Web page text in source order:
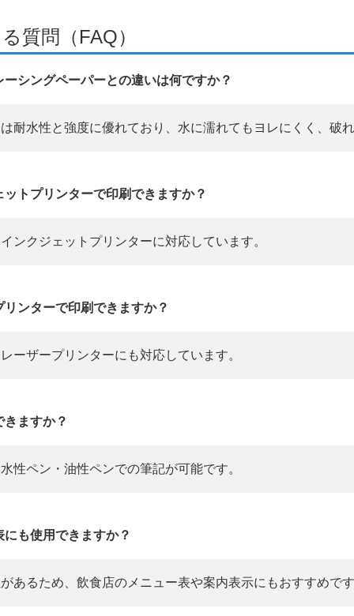
質問（FAQ）
ーシングペーパーとの違いは何ですか？
耐水性と強度に優れており、水に濡れてもヨレにくく、破
ットプリンターで印刷できますか？
ンクジェットプリンターに対応しています。
リンターで印刷できますか？
ーザープリンターにも対応しています。
きますか？
性ペン・油性ペンでの筆記が可能です。
にも使用できますか？
あるため、飲食店のメニュー表や案内表示にもおすすめです